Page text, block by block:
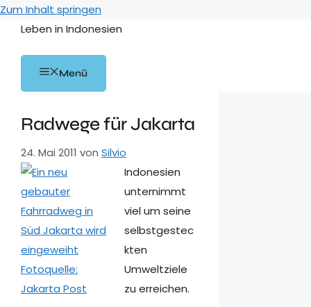
Zum Inhalt springen
Leben in Indonesien
Menü
Radwege für Jakarta
24. Mai 2011 von Silvio
Indonesien
unternimmt
viel um seine
selbstgestec
kten
Umweltziele
zu erreichen.